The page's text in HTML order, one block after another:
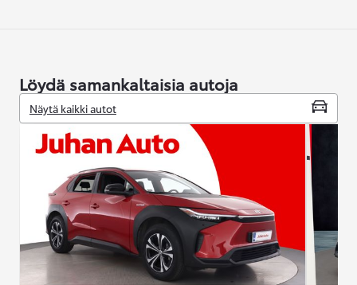
Löydä samankaltaisia autoja
Näytä kaikki autot